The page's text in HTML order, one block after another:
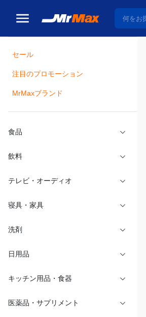
セール
注目のプロモーション
MrMaxブランド
食品
飲料
テレビ・オーディオ
寝具・家具
洗剤
日用品